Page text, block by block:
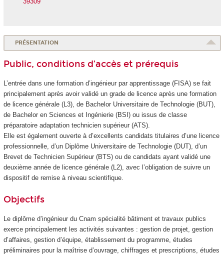
PRÉSENTATION
Public, conditions d’accès et prérequis
L’entrée dans une formation d’ingénieur par apprentissage (FISA) se fait
principalement après avoir validé un grade de licence après une formation
de licence générale (L3), de Bachelor Universitaire de Technologie (BUT),
de Bachelor en Sciences et Ingénierie (BSI) ou issus de classe
préparatoire adaptation technicien supérieur (ATS).
Elle est également ouverte à d’excellents candidats titulaires d’une licence
professionnelle, d’un Diplôme Universitaire de Technologie (DUT), d’un
Brevet de Technicien Supérieur (BTS) ou de candidats ayant validé une
deuxième année de licence générale (L2), avec l’obligation de suivre un
dispositif de remise à niveau scientifique.
Objectifs
Le diplôme d’ingénieur du Cnam spécialité bâtiment et travaux publics
exerce principalement les activités suivantes : gestion de projet, gestion
d’affaires, gestion d’équipe, établissement du programme, études
préliminaires pour la maîtrise d’ouvrage, chiffrages et prescriptions, études